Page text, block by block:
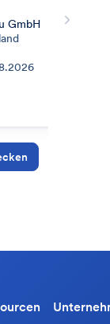
GmbH